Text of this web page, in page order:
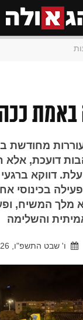
באמת
מחודשת
דועכת, אלא
דווקא
בכינוסי
מלך המשיח,
והשלימה
ו' שבט התשפ"ו, 24.01.2026, 22:18